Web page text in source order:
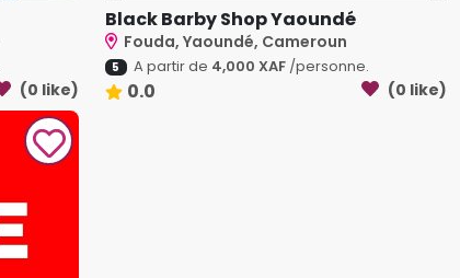
(0 like)
Black Barby Shop Yaoundé
Fouda, Yaoundé, Cameroun
5 A partir de 4,000 XAF/personne.
0.0 (0 like)